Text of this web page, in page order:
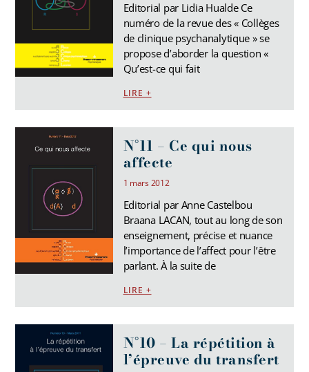
Editorial par Lidia Hualde Ce
numéro de la revue des « Collèges
de clinique psychanalytique » se
propose d’aborder la question «
Qu’est-ce qui fait
LIRE +
N°11 – Ce qui nous
affecte
1 mars 2012
Editorial par Anne Castelbou
Braana LACAN, tout au long de son
enseignement, précise et nuance
l’importance de l’affect pour l’être
parlant. À la suite de
LIRE +
N°10 – La répétition à
l’épreuve du transfert